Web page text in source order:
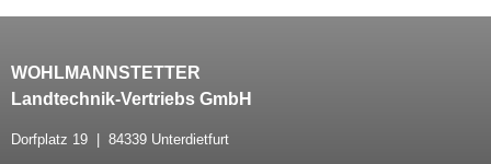
WOHLMANNSTETTER
Landtechnik-Vertriebs GmbH
Dorfplatz 19 | 84339 Unterdietfurt